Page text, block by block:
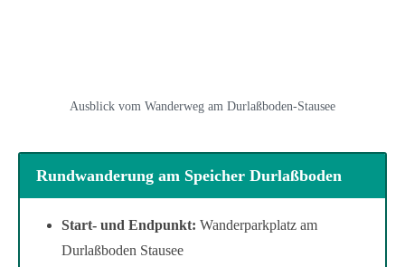
Ausblick vom Wanderweg am Durlaßboden-Stausee
Rundwanderung am Speicher Durlaßboden
Start- und Endpunkt: Wanderparkplatz am
Durlaßboden Stausee